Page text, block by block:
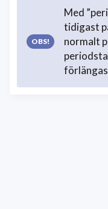
Med
tidigast
normalt